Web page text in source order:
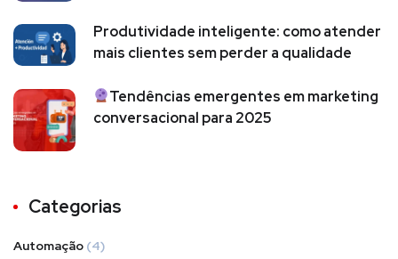
Produtividade inteligente: como atender
mais clientes sem perder a qualidade
Tendências emergentes em marketing
conversacional para 2025
Categorias
Automação (4)